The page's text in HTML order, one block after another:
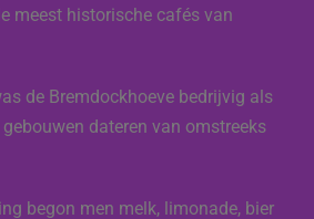
meest historische cafés van
de Bremdockhoeve bedrijvig als
dateren van omstreeks
begon men melk, limonade, bier